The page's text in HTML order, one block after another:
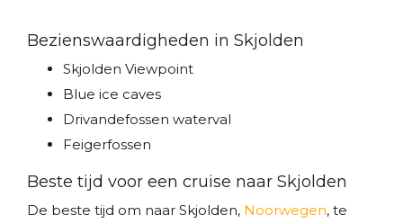
Bezienswaardigheden in Skjolden
Skjolden Viewpoint
Blue ice caves
Drivandefossen waterval
Feigerfossen
Beste tijd voor een cruise naar Skjolden
De beste tijd om naar Skjolden, Noorwegen, te